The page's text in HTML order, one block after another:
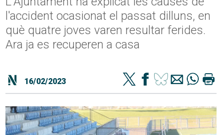
l'accident ocasionat el passat dilluns, en
què quatre joves varen resultar ferides.
Ara ja es recuperen a casa
16/02/2023